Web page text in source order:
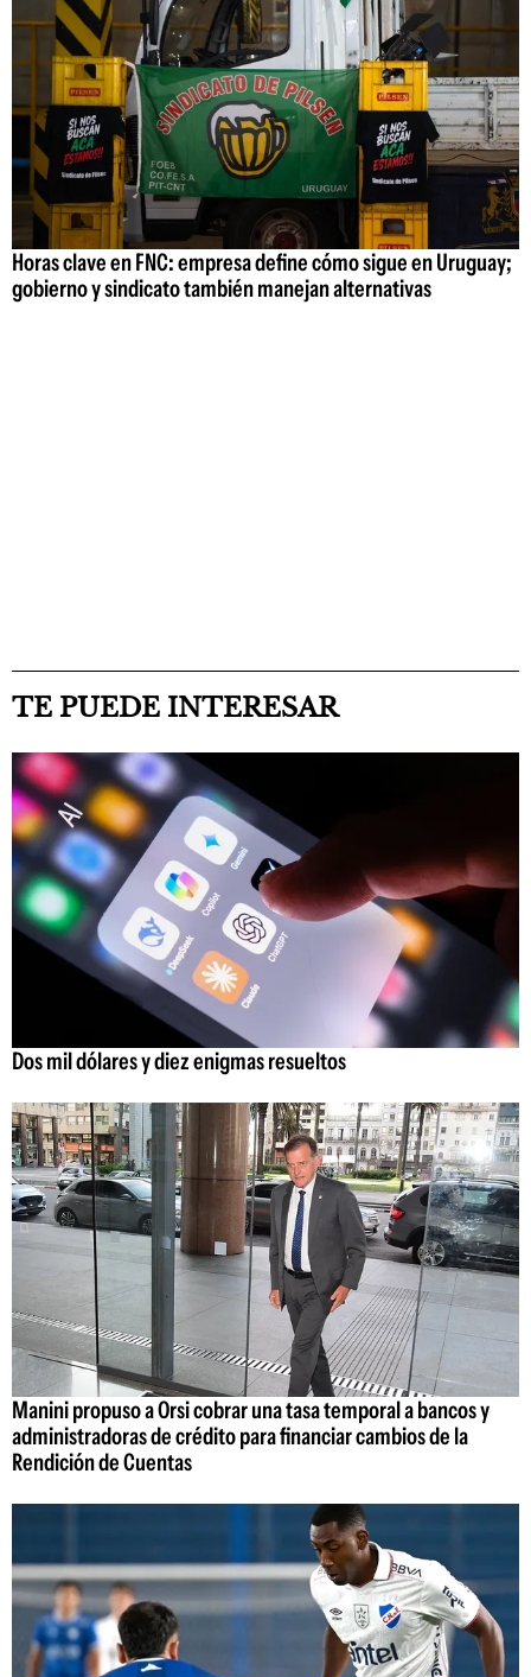
Horas clave en FNC: empresa define cómo sigue en Uruguay;
gobierno y sindicato también manejan alternativas
TE PUEDE INTERESAR
Dos mil dólares y diez enigmas resueltos
Manini propuso a Orsi cobrar una tasa temporal a bancos y
administradoras de crédito para financiar cambios de la
Rendición de Cuentas